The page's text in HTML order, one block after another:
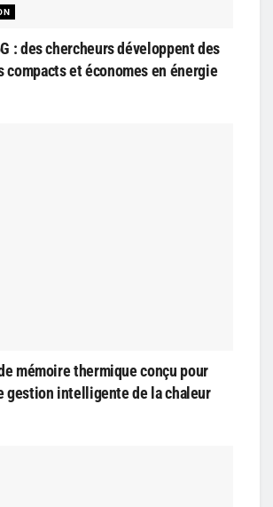
: des chercheurs développent des
compacts et économes en énergie
mémoire thermique conçu pour
gestion intelligente de la chaleur